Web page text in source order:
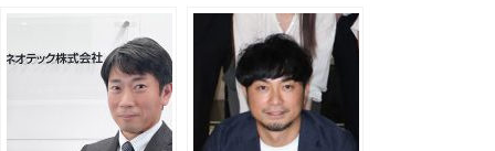
ーティスト株式会社